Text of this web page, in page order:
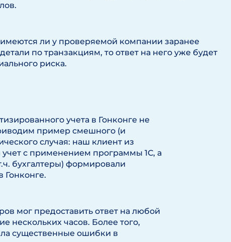
имеются ли у проверяемой компании заранее
по транзакциям, то ответ на него уже будет
риска.
учета в Гонконге не
пример смешного (и
случая: наш клиент из
с применением программы 1С, а
бухгалтеры) формировали
Гонконге.
мог предоставить ответ на любой
нескольких часов. Более того,
существенные ошибки в